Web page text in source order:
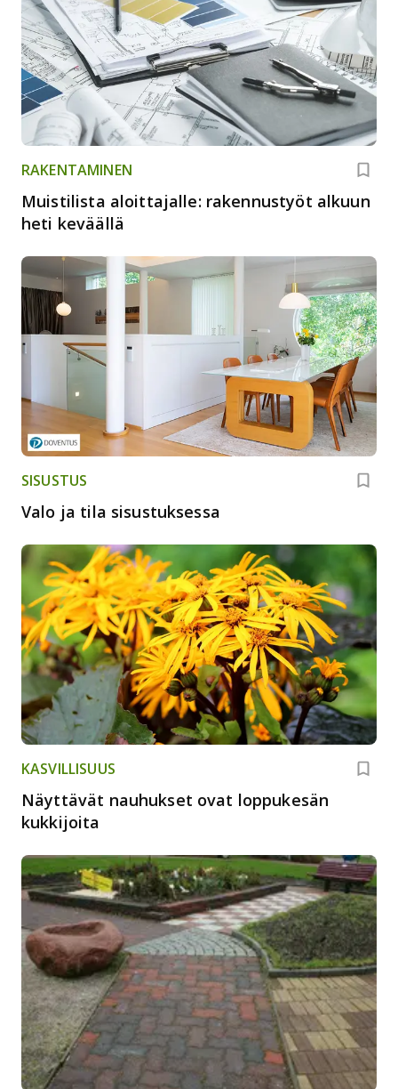
RAKENTAMINEN
Muistilista aloittajalle: rakennustyöt alkuun
heti keväällä
SISUSTUS
Valo ja tila sisustuksessa
KASVILLISUUS
Näyttävät nauhukset ovat loppukesän
kukkijoita